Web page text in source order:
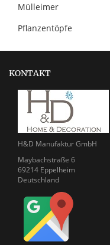
Mülleimer
Pflanzentöpfe
KONTAKT
H&D Manufaktur GmbH
Maybachstraße 6
69214 Eppelheim
Deutschland